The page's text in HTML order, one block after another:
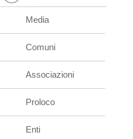
Media
Comuni
Associazioni
Proloco
Enti